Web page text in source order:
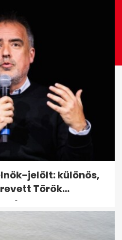
a
magyar úszókat
rajt...
jelölt: különös,
Török...